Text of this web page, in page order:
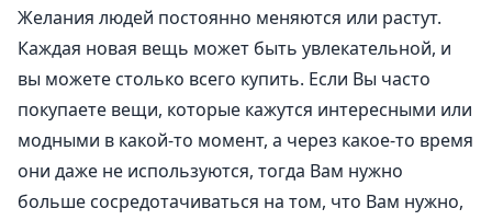
Желания людей постоянно меняются или растут.
Каждая новая вещь может быть увлекательной, и
вы можете столько всего купить. Если Вы часто
покупаете вещи, которые кажутся интересными или
модными в какой-то момент, а через какое-то время
они даже не используются, тогда Вам нужно
больше сосредотачиваться на том, что Вам нужно,